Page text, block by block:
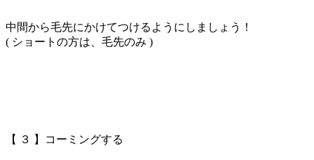
中間から毛先にかけてつけるようにしましょう！
( ショートの方は、毛先のみ )
【 ３ 】コーミングする